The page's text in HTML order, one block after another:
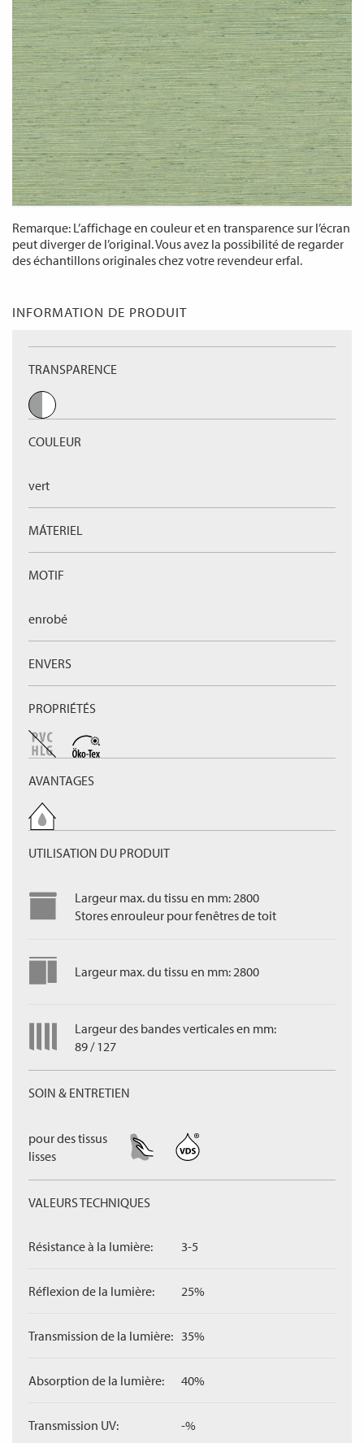
Remarque: L’affichage en couleur et en transparence sur l’écran
peut diverger de l’original. Vous avez la possibilité de regarder
des échantillons originales chez votre revendeur erfal.
INFORMATION DE PRODUIT
TRANSPARENCE
COULEUR
vert
MÁTERIEL
MOTIF
enrobé
ENVERS
PROPRIÉTÉS
AVANTAGES
UTILISATION DU PRODUIT
Largeur max. du tissu en mm: 2800
Stores enrouleur pour fenêtres de toit
Largeur max. du tissu en mm: 2800
Largeur des bandes verticales en mm:
89 / 127
SOIN & ENTRETIEN
pour des tissus
lisses
VALEURS TECHNIQUES
Résistance à la lumière: 3-5
Réflexion de la lumière: 25%
Transmission de la lumière: 35%
Absorption de la lumière: 40%
Transmission UV: -%